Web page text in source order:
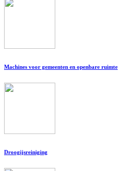
Machines voor gemeenten en openbare ruimte
Droogijsreiniging